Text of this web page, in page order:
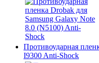
Противоударная
I9300 Anti-Shock